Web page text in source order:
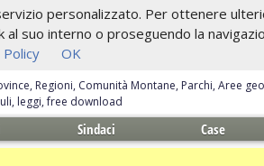
personalizzato. Per ottenere
suo interno o proseguendo la
Policy
OK
Regioni, Comunità Montane, Parchi, Aree
leggi, free download
Sindaci Case